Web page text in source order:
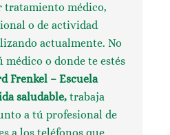
tratamiento médico,
o de actividad
actualmente. No
médico o donde te estés
Frenkel – Escuela
saludable, trabaja
a tú profesional de